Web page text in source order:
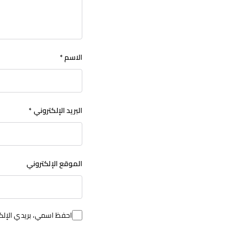
الاسم*
البريد الإلكتروني*
الموقع الإلكتروني
احفظ اسمي، بريدي